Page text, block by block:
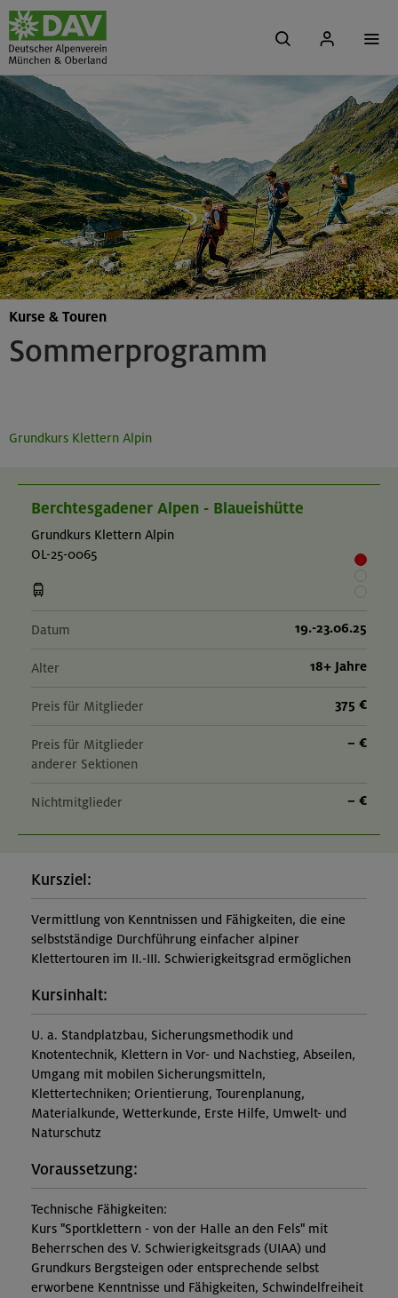
Sommerprogramm
Kurse & Touren
Grundkurs Klettern Alpin
Berchtesgadener Alpen - Blaueishütte
Grundkurs Klettern Alpin
OL-25-0065
Datum 19.-23.06.25
Alter 18+ Jahre
Preis für Mitglieder 375 €
Preis für Mitglieder
anderer Sektionen
– €
Nichtmitglieder – €
Kursziel:
Vermittlung von Kenntnissen und Fähigkeiten, die eine
selbstständige Durchführung einfacher alpiner
Klettertouren im II.-III. Schwierigkeitsgrad ermöglichen
Kursinhalt:
U. a. Standplatzbau, Sicherungsmethodik und
Knotentechnik, Klettern in Vor- und Nachstieg, Abseilen,
Umgang mit mobilen Sicherungsmitteln,
Klettertechniken; Orientierung, Tourenplanung,
Materialkunde, Wetterkunde, Erste Hilfe, Umwelt- und
Naturschutz
Voraussetzung:
Technische Fähigkeiten:
Kurs "Sportklettern - von der Halle an den Fels" mit
Beherrschen des V. Schwierigkeitsgrads (UIAA) und
Grundkurs Bergsteigen oder entsprechende selbst
erworbene Kenntnisse und Fähigkeiten, Schwindelfreiheit